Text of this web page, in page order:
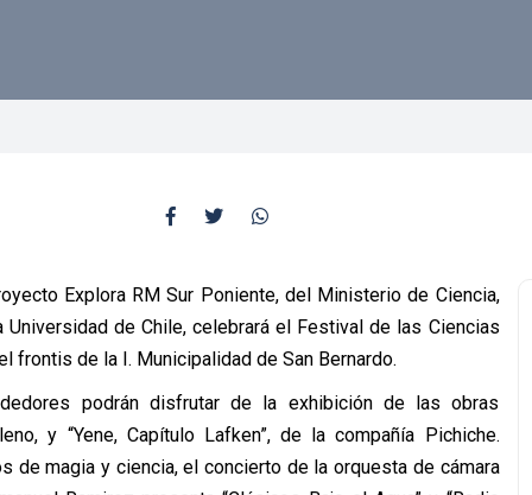
Explora RM Sur Poniente, del Ministerio de Ciencia,
de Chile, celebrará el Festival de las Ciencias
frontis de la I. Municipalidad de San Bernardo.
podrán disfrutar de la exhibición de las obras
y “Yene, Capítulo Lafken”, de la compañía Pichiche.
de magia y ciencia, el concierto de la orquesta de cámara